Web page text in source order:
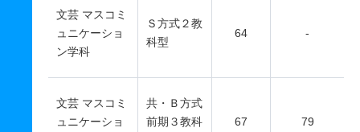
文芸 マスコミ
ュニケーショ
ン学科
Ｓ方式２教
科型
64 -
文芸 マスコミ
ュニケーショ
共・Ｂ方式
前期３教科
67 79